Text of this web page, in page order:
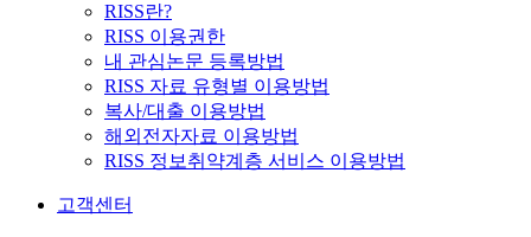
RISS란?
RISS 이용권한
내 관심논문 등록방법
RISS 자료 유형별 이용방법
복사/대출 이용방법
해외전자자료 이용방법
RISS 정보취약계층 서비스 이용방법
고객센터